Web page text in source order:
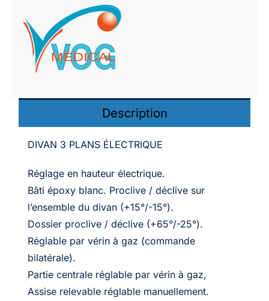
3
plans
largeur
67
80
Description
DIVAN 3 PLANS ÉLECTRIQUE
Réglage en hauteur électrique.
Bâti époxy blanc. Proclive / déclive sur
l’ensemble du divan (+15°/-15°).
Dossier proclive / déclive (+65°/-25°).
Réglable par vérin à gaz (commande
bilatérale).
Partie centrale réglable par vérin à gaz,
Assise relevable réglable manuellement.